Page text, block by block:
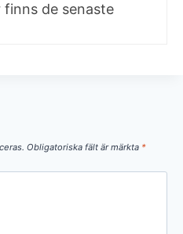
de senaste
Obligatoriska fält är märkta *